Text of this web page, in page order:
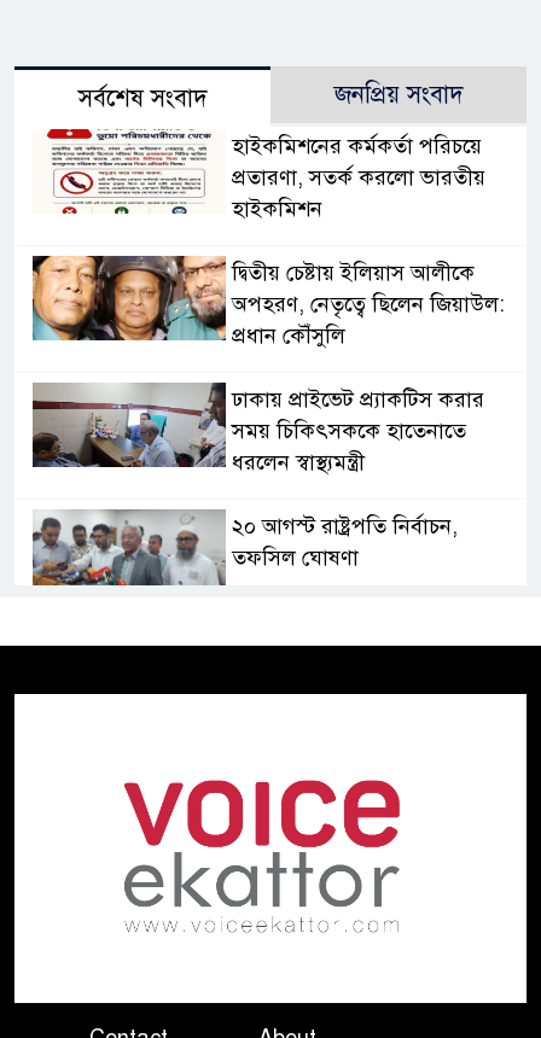
সর্বশেষ সংবাদ জনপ্রিয় সংবাদ
হাইকমিশনের কর্মকর্তা পরিচয়ে
প্রতারণা, সতর্ক করলো ভারতীয়
হাইকমিশন
দ্বিতীয় চেষ্টায় ইলিয়াস আলীকে
অপহরণ, নেতৃত্বে ছিলেন জিয়াউল:
প্রধান কৌঁসুলি
ঢাকায় প্রাইভেট প্র্যাকটিস করার
সময় চিকিৎসককে হাতেনাতে
ধরলেন স্বাস্থ্যমন্ত্রী
২০ আগস্ট রাষ্ট্রপতি নির্বাচন,
তফসিল ঘোষণা
বাংলাদেশের
প্রতিক্রিয়া ঢাকার
বিপৎসীমার ওপরে তিস্তা কুশিয়ারা
উজানের ঢল ও ভারী বৃষ্টিতে বন্যার
শঙ্কায় ১০ জেলা
নিষেধাজ্ঞা